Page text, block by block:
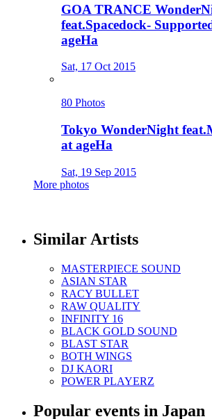
GOA TRANCE
feat.Spacedock-
ageHa
Sat, 17 Oct 2015
80 Photos
Tokyo WonderNight
at ageHa
Sat, 19 Sep 2015
More photos
Similar Artists
MASTERPIECE SOUND
ASIAN STAR
RACY BULLET
RAW QUALITY
INFINITY 16
BLACK GOLD SOUND
BLAST STAR
BOTH WINGS
DJ KAORI
POWER PLAYERZ
Popular events in Japan